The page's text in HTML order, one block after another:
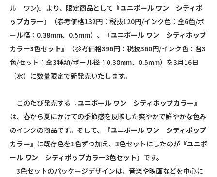
ル ワン)』より、限定商品として 『ユニボール ワン シティポ
ップカラー』
（参考価格132円：税抜120円/インク色：全6色/ボ
ール径：0.38mm、0.5mm）、
『ユニボール ワン シティポップ
カラー3色セット』
（参考価格396円：税抜360円/インク色：各3
色/セット：全3種類/ボール径：0.38mm、0.5mm）を3月16日
（水）に数量限定で新発売いたします。
このたび発売する 『ユニボール ワン シティポップカラー』
は、春から夏にかけての季節感を反映した爽やかで鮮やかな色み
のインクの商品です。そして、
『ユニボール ワン シティポップ
カラー』 に既存色を1色ずつ加え、3色セットにしたのが 『ユニボ
ール ワン シティポップカラー3色セット』 です。
3色セットのパッケージデザインは、音楽や映画などを中心に